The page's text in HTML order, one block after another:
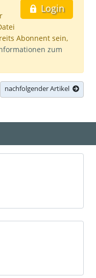
Login
Abonnent sein,
zum
nachfolgender Artikel